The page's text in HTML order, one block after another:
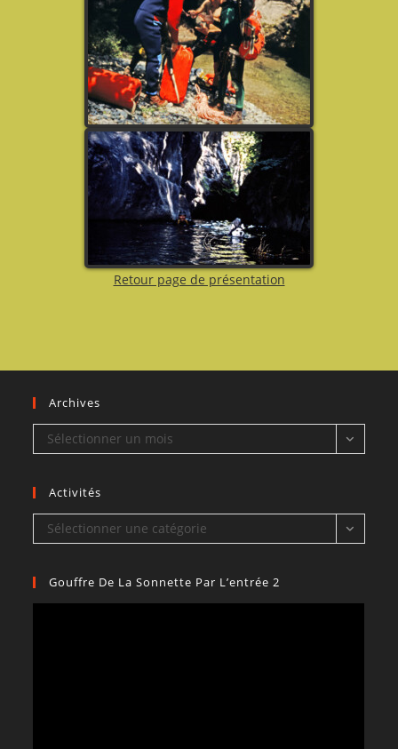
Retour page de présentation
Archives
Archives
Sélectionner un mois
Activités
Activités
Sélectionner une catégorie
Gouffre De La Sonnette Par L’entrée 2